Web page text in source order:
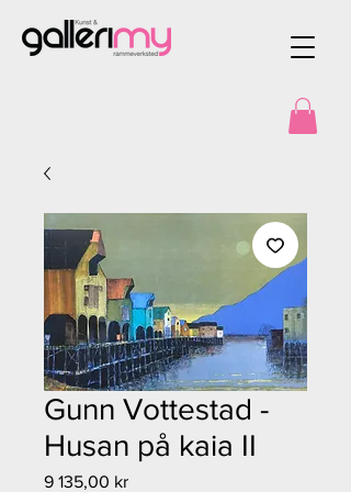
Gunn Vottestad -
Husan på kaia II
9 135,00 krPris